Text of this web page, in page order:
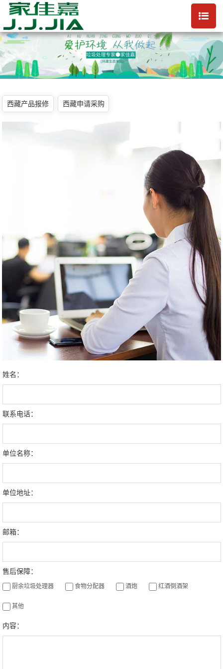
西藏产品报修 西藏申请采购
姓名：
联系电话：
单位名称：
单位地址：
邮箱：
售后保障：
厨余垃圾处理器 食物分配器 酒炮 红酒倒酒架
其他
内容：